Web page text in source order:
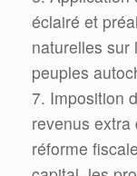
éclairé et
naturelles sur
peuples
7. Imposition
revenus
réforme